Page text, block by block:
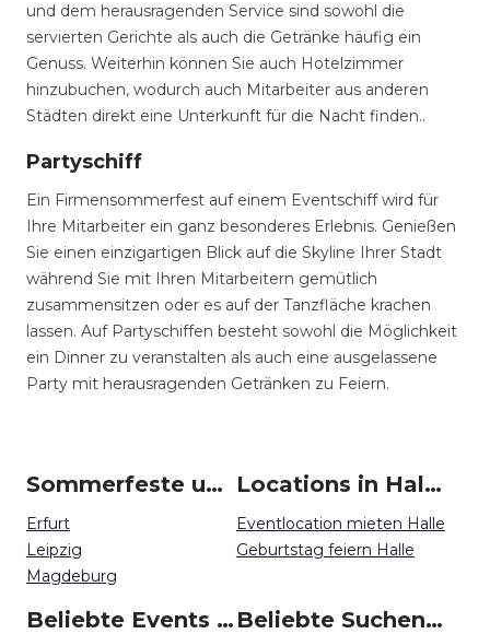
und dem herausragenden Service sind sowohl die
servierten Gerichte als auch die Getränke häufig ein
Genuss. Weiterhin können Sie auch Hotelzimmer
hinzubuchen, wodurch auch Mitarbeiter aus anderen
Städten direkt eine Unterkunft für die Nacht finden..
Partyschiff
Ein Firmensommerfest auf einem Eventschiff wird für
Ihre Mitarbeiter ein ganz besonderes Erlebnis. Genießen
Sie einen einzigartigen Blick auf die Skyline Ihrer Stadt
während Sie mit Ihren Mitarbeitern gemütlich
zusammensitzen oder es auf der Tanzfläche krachen
lassen. Auf Partyschiffen besteht sowohl die Möglichkeit
ein Dinner zu veranstalten als auch eine ausgelassene
Party mit herausragenden Getränken zu Feiern.
Sommerfeste um Halle
Erfurt
Leipzig
Magdeburg
Locations in Halle mieten
Eventlocation mieten Halle
Geburtstag feiern Halle
Beliebte Events in Halle Beliebte Suchen auf Event Inc